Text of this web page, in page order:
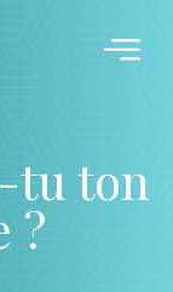
tu ton
?